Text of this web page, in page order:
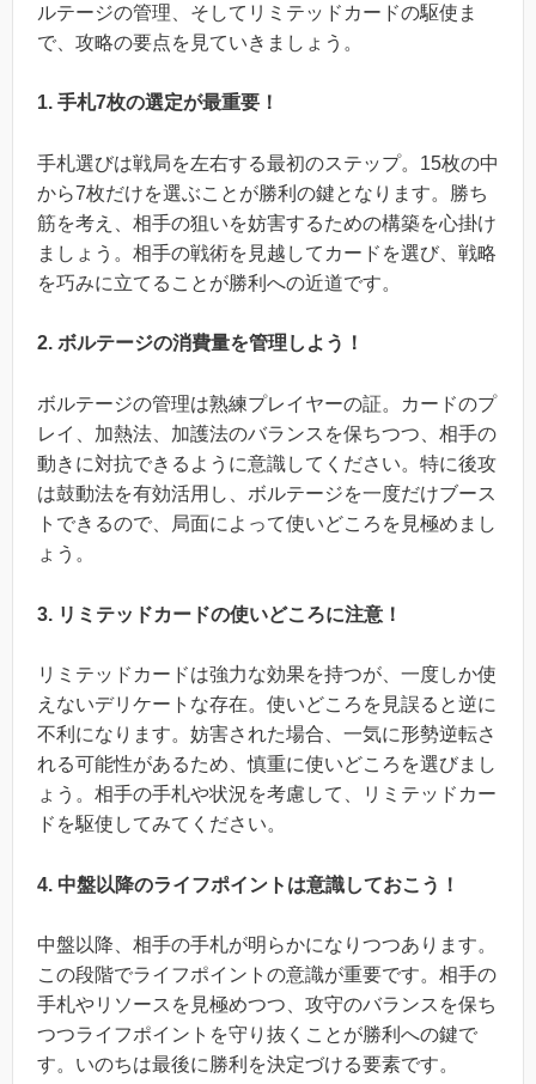
ルテージの管理、そしてリミテッドカードの駆使ま
で、攻略の要点を見ていきましょう。
1. 手札7枚の選定が最重要！
手札選びは戦局を左右する最初のステップ。15枚の中
から7枚だけを選ぶことが勝利の鍵となります。勝ち
筋を考え、相手の狙いを妨害するための構築を心掛け
ましょう。相手の戦術を見越してカードを選び、戦略
を巧みに立てることが勝利への近道です。
2. ボルテージの消費量を管理しよう！
ボルテージの管理は熟練プレイヤーの証。カードのプ
レイ、加熱法、加護法のバランスを保ちつつ、相手の
動きに対抗できるように意識してください。特に後攻
は鼓動法を有効活用し、ボルテージを一度だけブース
トできるので、局面によって使いどころを見極めまし
ょう。
3. リミテッドカードの使いどころに注意！
リミテッドカードは強力な効果を持つが、一度しか使
えないデリケートな存在。使いどころを見誤ると逆に
不利になります。妨害された場合、一気に形勢逆転さ
れる可能性があるため、慎重に使いどころを選びまし
ょう。相手の手札や状況を考慮して、リミテッドカー
ドを駆使してみてください。
4. 中盤以降のライフポイントは意識しておこう！
中盤以降、相手の手札が明らかになりつつあります。
この段階でライフポイントの意識が重要です。相手の
手札やリソースを見極めつつ、攻守のバランスを保ち
つつライフポイントを守り抜くことが勝利への鍵で
す。いのちは最後に勝利を決定づける要素です。